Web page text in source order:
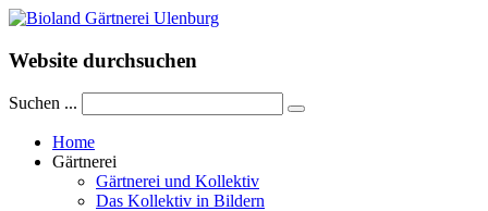
Website durchsuchen
Suchen ...
Home
Gärtnerei
Gärtnerei und Kollektiv
Das Kollektiv in Bildern